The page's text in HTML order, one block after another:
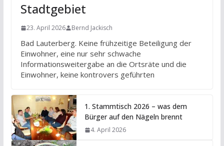
Stadtgebiet
23. April 2026 Bernd Jackisch
Bad Lauterberg. Keine frühzeitige Beteiligung der
Einwohner, eine nur sehr schwache
Informationsweitergabe an die Ortsräte und die
Einwohner, keine kontrovers geführten
1. Stammtisch 2026 – was dem
Bürger auf den Nägeln brennt
4. April 2026